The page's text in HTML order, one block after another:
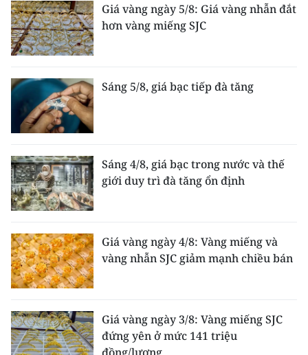
Giá vàng ngày 5/8: Giá vàng nhẫn đắt
hơn vàng miếng SJC
Sáng 5/8, giá bạc tiếp đà tăng
Sáng 4/8, giá bạc trong nước và thế
giới duy trì đà tăng ổn định
Giá vàng ngày 4/8: Vàng miếng và
vàng nhẫn SJC giảm mạnh chiều bán
Giá vàng ngày 3/8: Vàng miếng SJC
đứng yên ở mức 141 triệu